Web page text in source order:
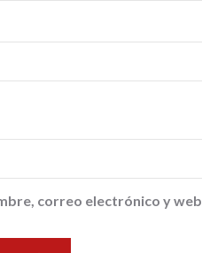
correo electrónico y